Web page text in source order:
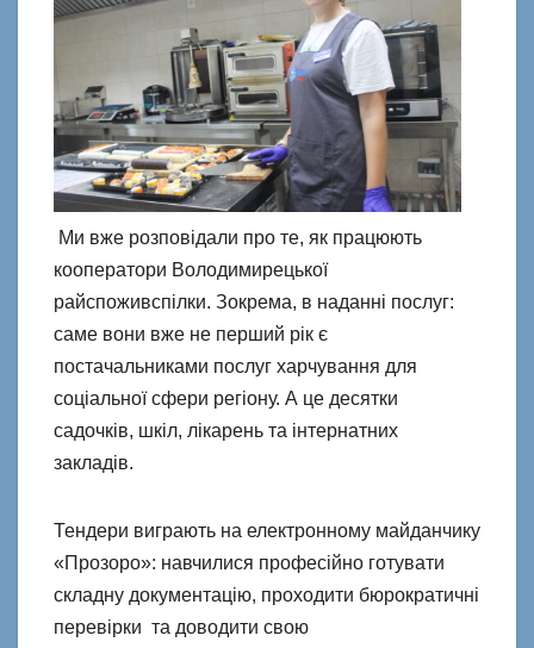
Ми вже розповідали про те, як працюють
кооператори Володимирецької
райспоживспілки. Зокрема, в наданні послуг:
саме вони вже не перший рік є
постачальниками послуг харчування для
соціальної сфери регіону. А це десятки
садочків, шкіл, лікарень та інтернатних
закладів.
Тендери виграють на електронному майданчику
«Прозоро»: навчилися професійно готувати
складну документацію, проходити бюрократичні
перевірки та доводити свою